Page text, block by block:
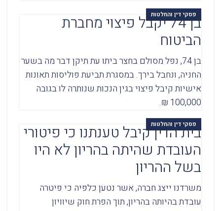
פסקי דין והחלטותבן 74 יקבל פיצוי מחברת
הביטוח
בן 74, נפל מסולם בחצר ביתו עת תיקן דבר מה בשער
החניה, ונחבל בירך. במסגרת תביעת פוליסות תאונות
אישיות קיבל פיצוי בגין הנכות שנותרה לו בגובה
100,000 ₪.
פסקי דין והחלטות
בית הדין קיבל טענתנו כי פיטורי
העובדת שהיתה בהריון לא היו
בשל ההריון
משרדנו ייצג חברה, אשר נטען כלפיה כי פיטרה
עובדת בהיותה בהריון, תוך הפרת חוק שיוויון